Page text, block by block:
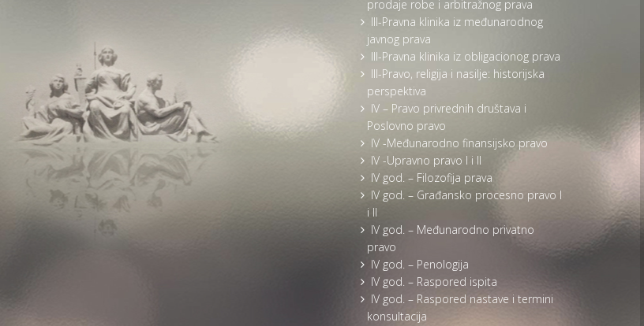
prodaje robe i arbitražnog prava
III-Pravna klinika iz međunarodnog
javnog prava
III-Pravna klinika iz obligacionog prava
III-Pravo, religija i nasilje: historijska
perspektiva
IV – Pravo privrednih društava i
Poslovno pravo
IV -Međunarodno finansijsko pravo
IV -Upravno pravo I i II
IV god. – Filozofija prava
IV god. – Građansko procesno pravo I
i II
IV god. – Međunarodno privatno
pravo
IV god. – Penologija
IV god. – Raspored ispita
IV god. – Raspored nastave i termini
konsultacija